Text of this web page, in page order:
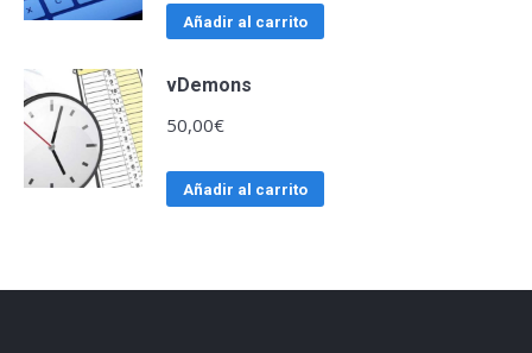
Añadir al carrito
vDemons
50,00€
Añadir al carrito